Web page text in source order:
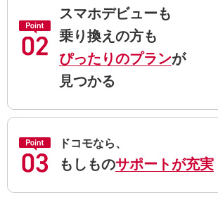
スマホデビューも
乗り換えの方も
ぴったりのプランが
見つかる
ドコモなら、
もしものサポートが充実